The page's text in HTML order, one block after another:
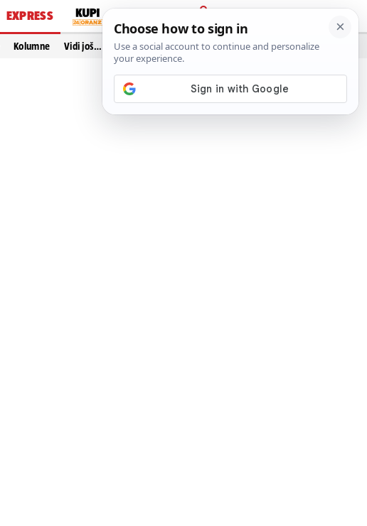
EXPRESS
PRIJAVA
Kolumne Vidi još…